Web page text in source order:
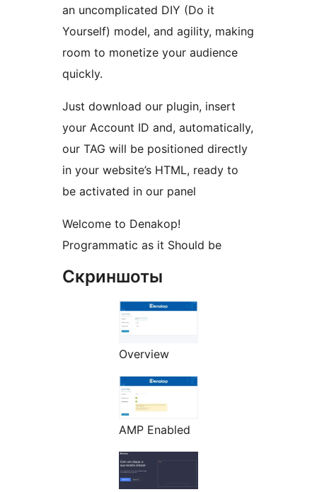
an uncomplicated DIY (Do it
Yourself) model, and agility, making
room to monetize your audience
quickly.
Just download our plugin, insert
your Account ID and, automatically,
our TAG will be positioned directly
in your website’s HTML, ready to
be activated in our panel
Welcome to Denakop!
Programmatic as it Should be
Скриншоты
Overview
AMP Enabled